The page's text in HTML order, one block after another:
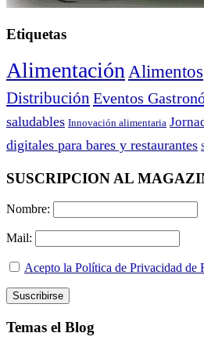
Etiquetas
Alimentación Alimentos
Distribución Eventos
saludables Innovación alimentaria
digitales para bares y restaurantes
SUSCRIPCION AL
Nombre:
Mail:
Acepto la Política de Privacidad de
Temas el Blog